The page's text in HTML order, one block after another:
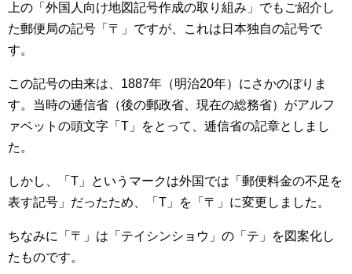
上の「外国人向け地図記号作成の取り組み」でもご紹介し
た郵便局の記号「〒」ですが、これは日本独自の記号で
す。
この記号の由来は、1887年（明治20年）にさかのぼりま
す。当時の逓信省（後の郵政省、現在の総務省）がアルフ
ァベットの頭文字「T」をとって、逓信省の記章としまし
た。
しかし、「T」というマークは外国では「郵便料金の不足を
表す記号」だったため、「T」を「〒」に変更しました。
ちなみに「〒」は「テイシンショウ」の「テ」を図案化し
たものです。